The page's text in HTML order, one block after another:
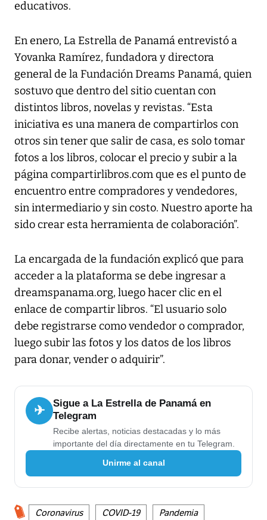
educativos.
En enero, La Estrella de Panamá entrevistó a
Yovanka Ramírez, fundadora y directora
general de la Fundación Dreams Panamá, quien
sostuvo que dentro del sitio cuentan con
distintos libros, novelas y revistas. “Esta
iniciativa es una manera de compartirlos con
otros sin tener que salir de casa, es solo tomar
fotos a los libros, colocar el precio y subir a la
página compartirlibros.com que es el punto de
encuentro entre compradores y vendedores,
sin intermediario y sin costo. Nuestro aporte ha
sido crear esta herramienta de colaboración”.
La encargada de la fundación explicó que para
acceder a la plataforma se debe ingresar a
dreamspanama.org, luego hacer clic en el
enlace de compartir libros. “El usuario solo
debe registrarse como vendedor o comprador,
luego subir las fotos y los datos de los libros
para donar, vender o adquirir”.
✈
Sigue a La Estrella de Panamá en
Telegram
Recibe alertas, noticias destacadas y lo más
importante del día directamente en tu Telegram.
Unirme al canal
Coronavirus COVID-19 Pandemia